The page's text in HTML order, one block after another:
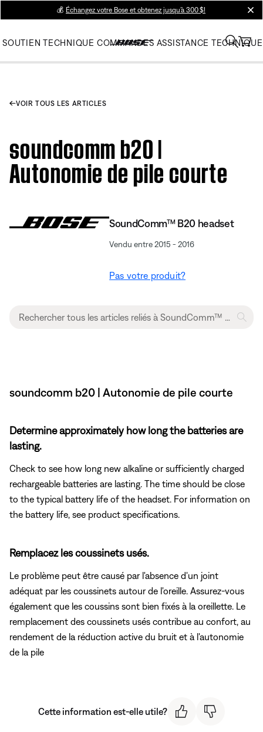
💰 Échangez votre Bose et obtenez jusqu’à 300 $!
SOUTIEN TECHNIQUE COMMANDES ASSISTANCE TECHNIQUE
VOIR TOUS LES ARTICLES
soundcomm b20 |
Autonomie de pile courte
SoundComm™ B20 headset
Vendu entre 2015 - 2016
Pas votre produit?
soundcomm b20 | Autonomie de pile courte
Determine approximately how long the batteries are
lasting.
Check to see how long new alkaline or sufficiently charged
rechargeable batteries are lasting. The time should be close
to the typical battery life of the headset. For information on
the battery life, see product specifications.
Remplacez les coussinets usés.
Le problème peut être causé par l'absence d'un joint
adéquat par les coussinets autour de l'oreille. Assurez-vous
également que les coussins sont bien fixés à la oreillette. Le
remplacement des coussinets usés contribue au confort, au
rendement de la réduction active du bruit et à l'autonomie
de la pile
Cette information est-elle utile?